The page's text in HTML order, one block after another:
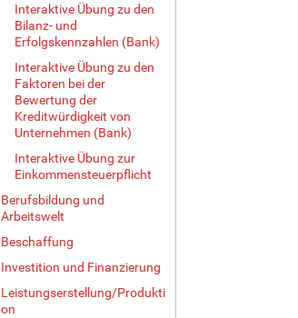
Interaktive Übung zu den
Bilanz- und
Erfolgskennzahlen (Bank)
Interaktive Übung zu den
Faktoren bei der
Bewertung der
Kreditwürdigkeit von
Unternehmen (Bank)
Interaktive Übung zur
Einkommensteuerpflicht
Berufsbildung und
Arbeitswelt
Beschaffung
Investition und Finanzierung
Leistungserstellung/Produkti
on